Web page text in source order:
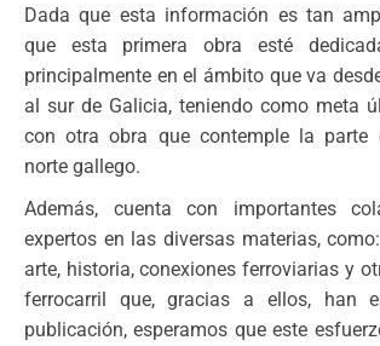
Dada que esta información es tan
que esta primera obra esté
principalmente en el ámbito que va
al sur de Galicia, teniendo como meta
con otra obra que contemple la parte
norte gallego.
Además, cuenta con importantes
expertos en las diversas materias,
arte, historia, conexiones ferroviarias y
ferrocarril que, gracias a ellos, han
publicación, esperamos que este